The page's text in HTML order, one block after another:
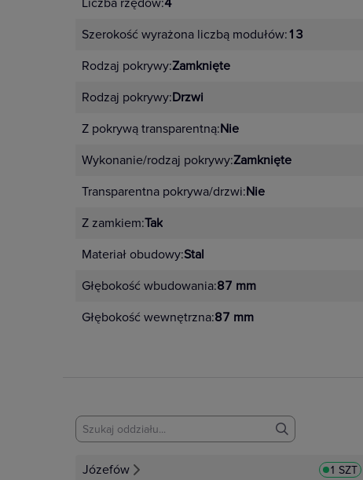
Liczba rzędów:4
Szerokość wyrażona liczbą modułów:13
Rodzaj pokrywy:Zamknięte
Rodzaj pokrywy:Drzwi
Z pokrywą transparentną:Nie
Wykonanie/rodzaj pokrywy:Zamknięte
Transparentna pokrywa/drzwi:Nie
Z zamkiem:Tak
Materiał obudowy:Stal
Głębokość wbudowania:87 mm
Głębokość wewnętrzna:87 mm
Józefów 1 SZT